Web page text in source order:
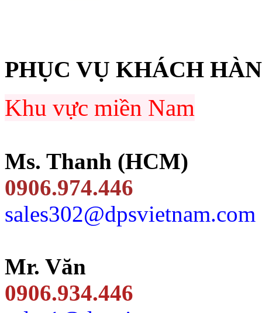
PHỤC VỤ KHÁCH
Khu vực miền Nam
Ms. Thanh (HCM)
0906.974.446
sales302@dpsvietnam.com
Mr. Văn
0906.934.446